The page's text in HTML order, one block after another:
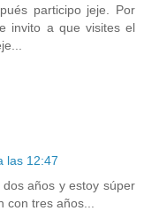
participo jeje. Por
invito a que visites el
las 12:47
años y estoy súper
tres años...